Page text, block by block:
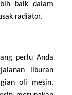
baik dalam
radiator.
perlu Anda
liburan
oli mesin.